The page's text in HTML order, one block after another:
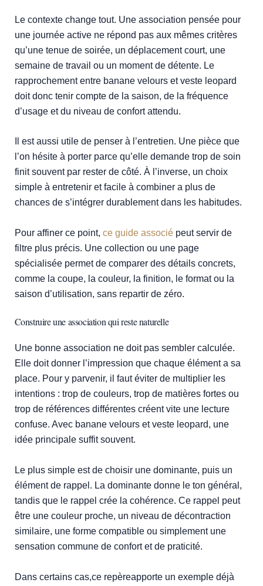
Le contexte change tout. Une association pensée pour
une journée active ne répond pas aux mêmes critères
qu’une tenue de soirée, un déplacement court, une
semaine de travail ou un moment de détente. Le
rapprochement entre banane velours et veste leopard
doit donc tenir compte de la saison, de la fréquence
d’usage et du niveau de confort attendu.
Il est aussi utile de penser à l’entretien. Une pièce que
l’on hésite à porter parce qu’elle demande trop de soin
finit souvent par rester de côté. À l’inverse, un choix
simple à entretenir et facile à combiner a plus de
chances de s’intégrer durablement dans les habitudes.
Pour affiner ce point, ce guide associépeut servir de
filtre plus précis. Une collection ou une page
spécialisée permet de comparer des détails concrets,
comme la coupe, la couleur, la finition, le format ou la
saison d’utilisation, sans repartir de zéro.
Construire une association qui reste naturelle
Une bonne association ne doit pas sembler calculée.
Elle doit donner l’impression que chaque élément a sa
place. Pour y parvenir, il faut éviter de multiplier les
intentions : trop de couleurs, trop de matières fortes ou
trop de références différentes créent vite une lecture
confuse. Avec banane velours et veste leopard, une
idée principale suffit souvent.
Le plus simple est de choisir une dominante, puis un
élément de rappel. La dominante donne le ton général,
tandis que le rappel crée la cohérence. Ce rappel peut
être une couleur proche, un niveau de décontraction
similaire, une forme compatible ou simplement une
sensation commune de confort et de praticité.
Dans certains cas,ce repèreapporte un exemple déjà